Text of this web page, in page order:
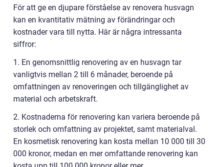
För att ge en djupare förståelse av renovera husvagn
kan en kvantitativ mätning av förändringar och
kostnader vara till nytta. Här är några intressanta
siffror:
1. En genomsnittlig renovering av en husvagn tar
vanligtvis mellan 2 till 6 månader, beroende på
omfattningen av renoveringen och tillgänglighet av
material och arbetskraft.
2. Kostnaderna för renovering kan variera beroende på
storlek och omfattning av projektet, samt materialval.
En kosmetisk renovering kan kosta mellan 10 000 till 30
000 kronor, medan en mer omfattande renovering kan